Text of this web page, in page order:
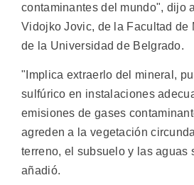
contaminantes del mundo", dijo
Vidojko Jovic, de la Facultad de
de la Universidad de Belgrado.
"Implica extraerlo del mineral,
sulfúrico en instalaciones
emisiones de gases
agreden a la vegetación
terreno, el subsuelo y las aguas
añadió.